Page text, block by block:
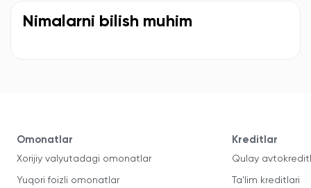
Nimalarni bilish muhim
Omonatlar
Xorijiy valyutadagi omonatlar
Yuqori foizli omonatlar
Kreditlar
Qulay
Ta'lim kreditlari